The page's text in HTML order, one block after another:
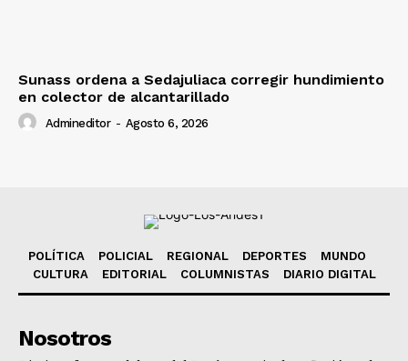
Sunass ordena a Sedajuliaca corregir hundimiento
en colector de alcantarillado
Admineditor - Agosto 6, 2026
POLÍTICA POLICIAL REGIONAL DEPORTES
MUNDO
CULTURA
EDITORIAL COLUMNISTAS DIARIO DIGITAL
Nosotros